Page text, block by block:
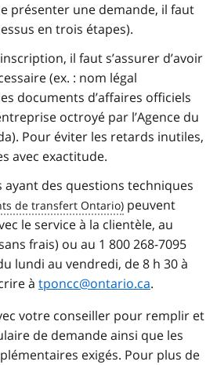
présenter une demande, il faut
en trois étapes).
il faut s’assurer d’avoir
(ex. : nom légal
documents d’affaires officiels
octroyé par l’Agence du
Pour éviter les retards inutiles,
avec exactitude.
ayant des questions techniques
peuvent
le service à la clientèle, au
frais) ou au 1 800 268-7095
lundi au vendredi, de 8 h 30 à
à tponcc@ontario.ca.
votre conseiller pour remplir et
de demande ainsi que les
exigés. Pour plus de